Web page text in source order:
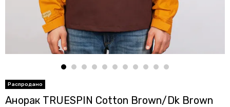
Анорак TRUESPIN Cotton Brown/Dk Brown